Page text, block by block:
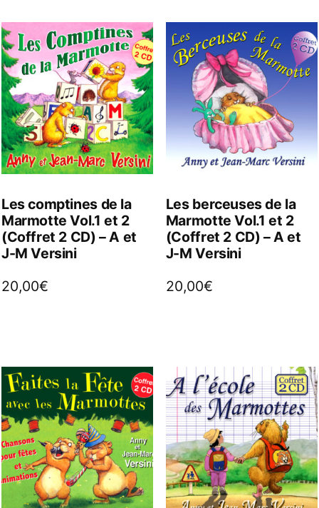
Les comptines de la
Marmotte Vol.1 et 2
(Coffret 2 CD) – A et
J-M Versini
20,00€
Les berceuses de la
Marmotte Vol.1 et 2
(Coffret 2 CD) – A et
J-M Versini
20,00€